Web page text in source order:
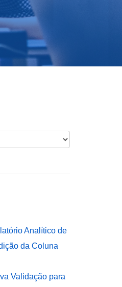
Analítico de
da Coluna
Validação para